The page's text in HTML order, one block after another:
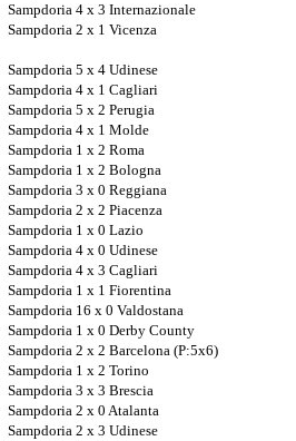
Sampdoria 4 x 3 Internazionale
Sampdoria 2 x 1 Vicenza
Sampdoria 5 x 4 Udinese
Sampdoria 4 x 1 Cagliari
Sampdoria 5 x 2 Perugia
Sampdoria 4 x 1 Molde
Sampdoria 1 x 2 Roma
Sampdoria 1 x 2 Bologna
Sampdoria 3 x 0 Reggiana
Sampdoria 2 x 2 Piacenza
Sampdoria 1 x 0 Lazio
Sampdoria 4 x 0 Udinese
Sampdoria 4 x 3 Cagliari
Sampdoria 1 x 1 Fiorentina
Sampdoria 16 x 0 Valdostana
Sampdoria 1 x 0 Derby County
Sampdoria 2 x 2 Barcelona (P:5x6)
Sampdoria 1 x 2 Torino
Sampdoria 3 x 3 Brescia
Sampdoria 2 x 0 Atalanta
Sampdoria 2 x 3 Udinese